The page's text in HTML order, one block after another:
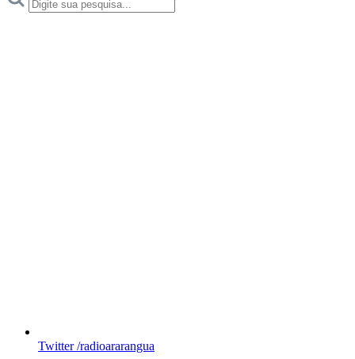
Twitter /radioararangua